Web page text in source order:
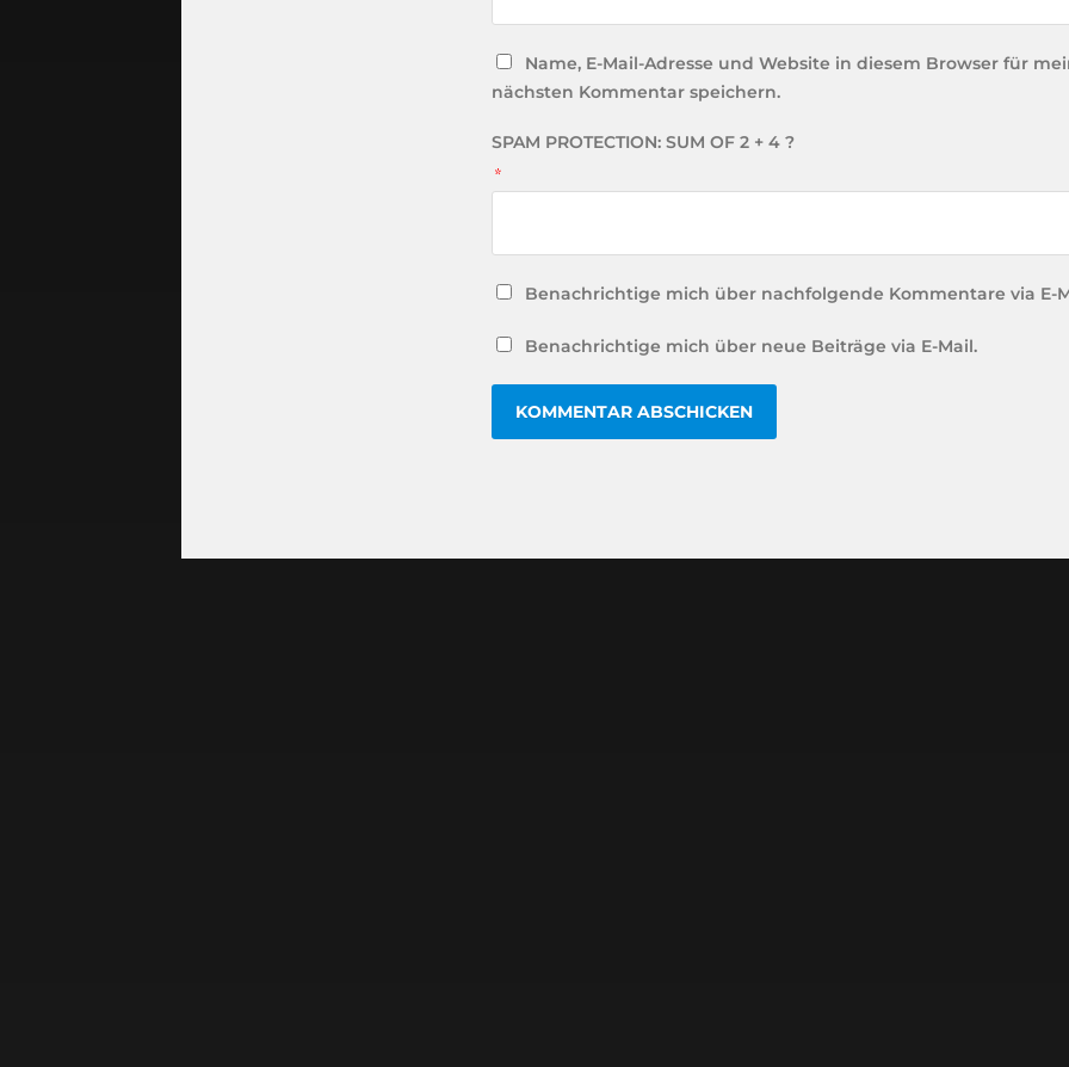
Name, E-Mail-Adresse und Website in diesem Browser für
nächsten Kommentar speichern.
SPAM PROTECTION: SUM OF 2 + 4 ?
*
Benachrichtige mich über nachfolgende Kommentare via E-
Benachrichtige mich über neue Beiträge via E-Mail.